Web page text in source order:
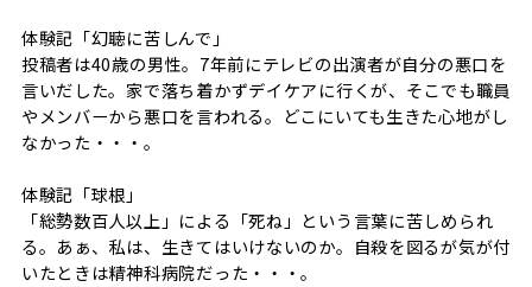
体験記「幻聴に苦しんで」
投稿者は40歳の男性。7年前にテレビの出演者が自分の悪口を
言いだした。家で落ち着かずデイケアに行くが、そこでも職員
やメンバーから悪口を言われる。どこにいても生きた心地がし
なかった・・・。
体験記「球根」
「総勢数百人以上」による「死ね」という言葉に苦しめられ
る。あぁ、私は、生きてはいけないのか。自殺を図るが気が付
いたときは精神科病院だった・・・。